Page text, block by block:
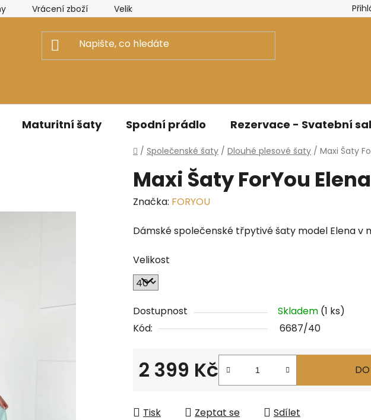
Vrácení zboží Velikostní tabulky Elizabeth Collection Velikostní tabulky
Maturitní šaty Spodní prádlo Rezervace - Svatební
Domů
/ Společenské šaty / Dlouhé plesové šaty / Maxi Šaty
Maxi Šaty ForYou
Značka: FORYOU
Dámské společenské třpytivé šaty model Elena v
Velikost
Dostupnost Skladem (1 ks)
Kód:
6687/40
2 399 Kč
Tisk Zeptat se Sdílet